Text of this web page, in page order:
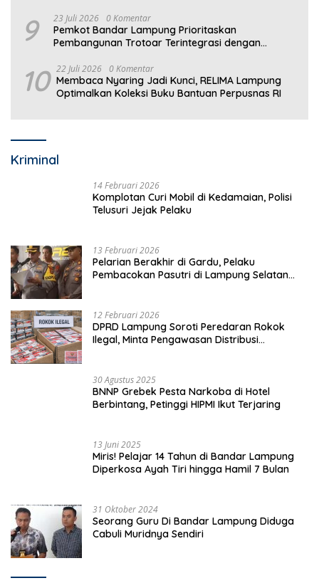
9 23 Juli 2026 0 Komentar
Pemkot Bandar Lampung Prioritaskan
Pembangunan Trotoar Terintegrasi dengan
10 22 Juli 2026 0 Komentar
Membaca Nyaring Jadi Kunci, RELIMA Lampung
Optimalkan Koleksi Buku Bantuan Perpusnas RI
Kriminal
14 Februari 2026
Komplotan Curi Mobil di Kedamaian, Polisi
Telusuri Jejak Pelaku
13 Februari 2026
Pelarian Berakhir di Gardu, Pelaku
Pembacokan Pasutri di Lampung Selatan
12 Februari 2026
DPRD Lampung Soroti Peredaran Rokok
Ilegal, Minta Pengawasan Distribusi
30 Agustus 2025
BNNP Grebek Pesta Narkoba di Hotel
Berbintang, Petinggi HIPMI Ikut Terjaring
13 Juni 2025
Miris! Pelajar 14 Tahun di Bandar Lampung
Diperkosa Ayah Tiri hingga Hamil 7 Bulan
31 Oktober 2024
Seorang Guru Di Bandar Lampung Diduga
Cabuli Muridnya Sendiri